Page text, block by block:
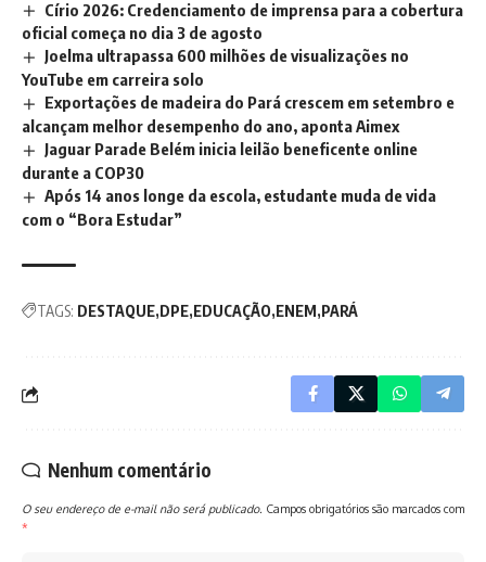
Círio 2026: Credenciamento de imprensa para a cobertura
oficial começa no dia 3 de agosto
Joelma ultrapassa 600 milhões de visualizações no
YouTube em carreira solo
Exportações de madeira do Pará crescem em setembro e
alcançam melhor desempenho do ano, aponta Aimex
Jaguar Parade Belém inicia leilão beneficente online
durante a COP30
Após 14 anos longe da escola, estudante muda de vida
com o “Bora Estudar”
TAGS: DESTAQUE DPE EDUCAÇÃO ENEM PARÁ
Nenhum comentário
O seu endereço de e-mail não será publicado. Campos obrigatórios são marcados com
*